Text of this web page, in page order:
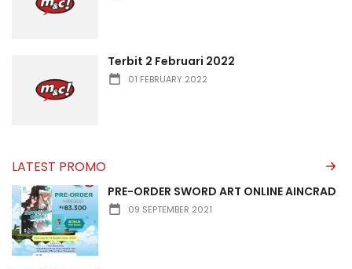
Terbit 2 Februari 2022
01 FEBRUARY 2022
LATEST PROMO
PRE-ORDER SWORD ART ONLINE AINCRAD
09 SEPTEMBER 2021